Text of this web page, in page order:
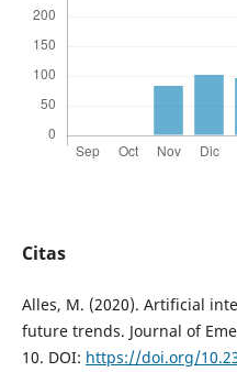
Citas
Alles, M. (2020). Artificial
future trends. Journal of
10. DOI: https://doi.org/